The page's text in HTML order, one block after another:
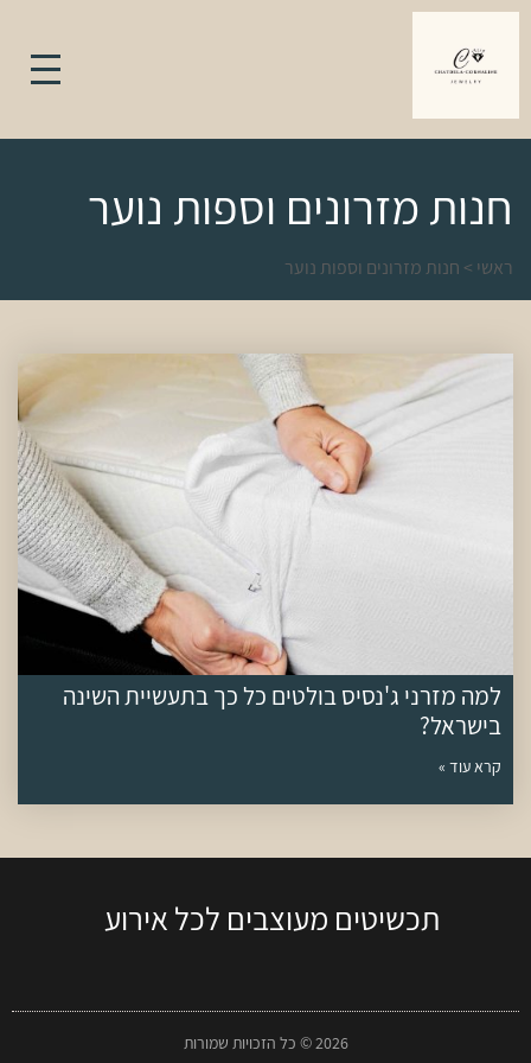
חנות מזרונים וספות נוער
ראשי > חנות מזרונים וספות נוער
למה מזרני ג'נסיס בולטים כל כך בתעשיית השינה
בישראל?
קרא עוד »
תכשיטים מעוצבים לכל אירוע
2026 © כל הזכויות שמורות